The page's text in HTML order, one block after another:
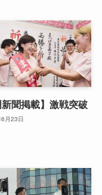
新聞掲載】激戦突破
月23日